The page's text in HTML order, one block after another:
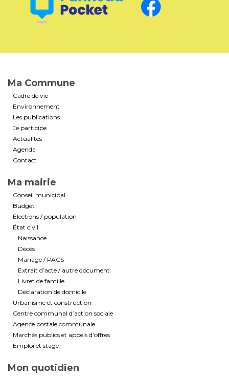
Ma Commune
Cadre de vie
Environnement
Les publications
Je participe
Actualités
Agenda
Contact
Ma mairie
Conseil municipal
Budget
Élections / population
État civil
Naissance
Décès
Mariage / PACS
Extrait d’acte / autre document
Livret de famille
Déclaration de domicile
Urbanisme et construction
Centre communal d’action sociale
Agence postale communale
Marchés publics et appels d’offres
Emploi et stage
Mon quotidien